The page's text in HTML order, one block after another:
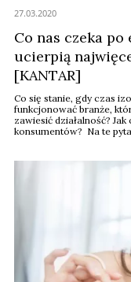
Co nas czeka
ucierpią
[KANTAR]
Co się stanie, gdy czas
funkcjonować branże,
zawiesić działalność?
konsumentów? Na te
27.03.2020